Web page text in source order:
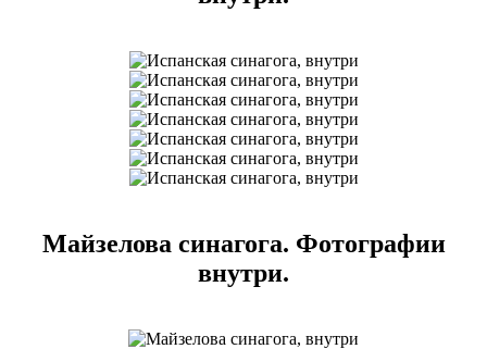
Майзелова синагога. Фотографии
внутри.